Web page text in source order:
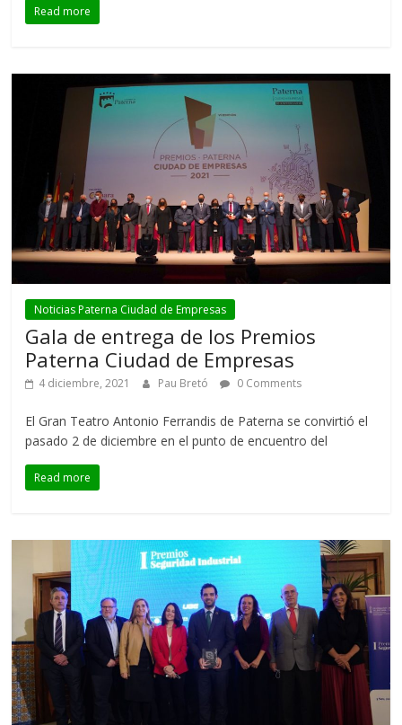
Read more
Noticias Paterna Ciudad de Empresas
Gala de entrega de los Premios
Paterna Ciudad de Empresas
4 diciembre, 2021 Pau Bretó 0 Comments
El Gran Teatro Antonio Ferrandis de Paterna se convirtió el
pasado 2 de diciembre en el punto de encuentro del
Read more